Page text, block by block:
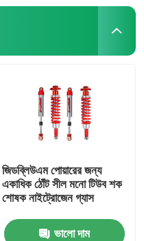
জিডব্লিউএম পোয়ারের জন্য
একাধিক ঠোঁট সীল মনো টিউব শক
শোষক নাইট্রোজেন গ্যাস
ভালো দাম